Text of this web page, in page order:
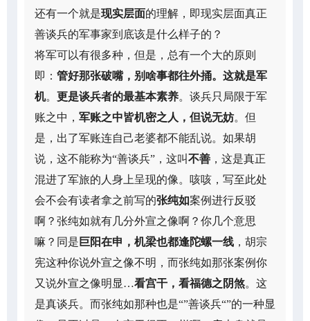
还有一个就是现实层面的理解，即现实层面真正
善谈兵的军事家到底该是什么样子的？
将军可以有很多种，但是，总有一个大的原则
即： 管好那张破嘴，别啥事都往外捅。这就是军
机。 更是谈兵者的最基本素养。谈兵只局限于军
账之中， 军账之中皆机密之人，但说无妨。但
是，出了军账连自己老婆都不能乱说。如果胡
说，这不能称为“善谈兵”，这叫不善 ，这是真正
混进了军旅的人身上呈现的像。咳咳，写至此处
会不会有读者拿之前写的张纯如案例进行反驳
啊？张纯如就有几分外宣之像啊？你几个意思
嘛？同是 巨阳在申，机梁也都逢陀螺一线 ，胡宗
宪这种你说外宣之像不明，而张纯如那张案例你
又说外宣之像明显…看宫干，看福德之阴煞。这
是真谈兵。而张纯如那种也是“”善谈兵“”的一种显